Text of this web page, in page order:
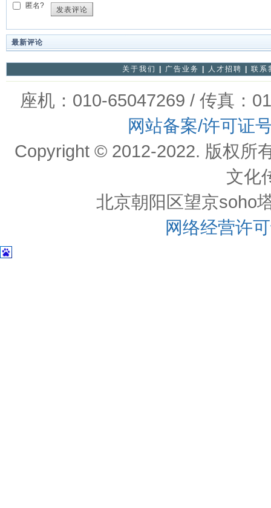
匿名?
发表评论
最新评论
关于我们 广告业务 人才招聘 联系
座机：010-65047269 / 传真：
网站备案/许可证
Copyright © 2012-2022. 版权所
文化
北京朝阳区望京soho
网络经营许